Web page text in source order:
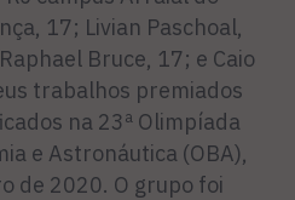
17; Livian Paschoal,
Bruce, 17; e Caio
trabalhos premiados
na 23ª Olimpíada
e Astronáutica (OBA),
de 2020. O grupo foi